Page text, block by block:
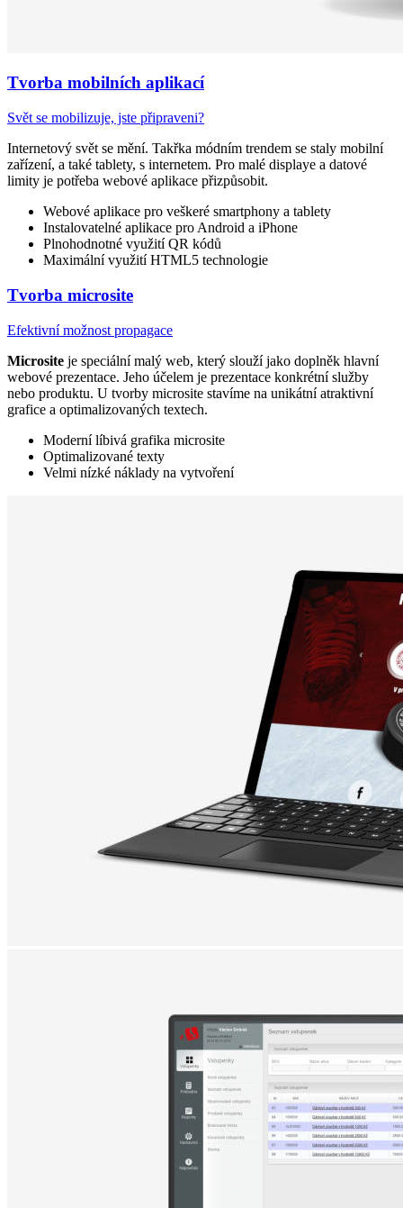
Tvorba mobilních aplikací
Svět se mobilizuje, jste připraveni?
Internetový svět se mění. Takřka módním trendem se staly mobilní
zařízení, a také tablety, s internetem. Pro malé displaye a datové
limity je potřeba webové aplikace přizpůsobit.
Webové aplikace pro veškeré smartphony a tablety
Instalovatelné aplikace pro Android a iPhone
Plnohodnotné využití QR kódů
Maximální využití HTML5 technologie
Tvorba microsite
Efektivní možnost propagace
Microsite je speciální malý web, který slouží jako doplněk hlavní
webové prezentace. Jeho účelem je prezentace konkrétní služby
nebo produktu. U tvorby microsite stavíme na unikátní atraktivní
grafice a optimalizovaných textech.
Moderní líbivá grafika microsite
Optimalizované texty
Velmi nízké náklady na vytvoření